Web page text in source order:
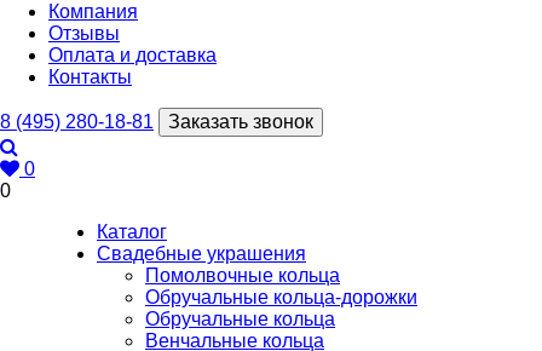
Компания
Отзывы
Оплата и доставка
Контакты
8 (495) 280-18-81 Заказать звонок
0
0
Каталог
Свадебные украшения
Помолвочные кольца
Обручальные кольца-дорожки
Обручальные кольца
Венчальные кольца